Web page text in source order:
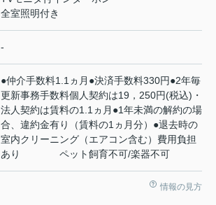
全室照明付き
-
●仲介手数料1.1ヵ月●決済手数料330円●2年毎
更新事務手数料個人契約は19，250円(税込)・
法人契約は賃料の1.1ヵ月●1年未満の解約の場
合、違約金有り（賃料の1ヵ月分）●退去時の
室内クリーニング（エアコン含む）費用負担
あり ペット飼育不可/楽器不可
情報の見方